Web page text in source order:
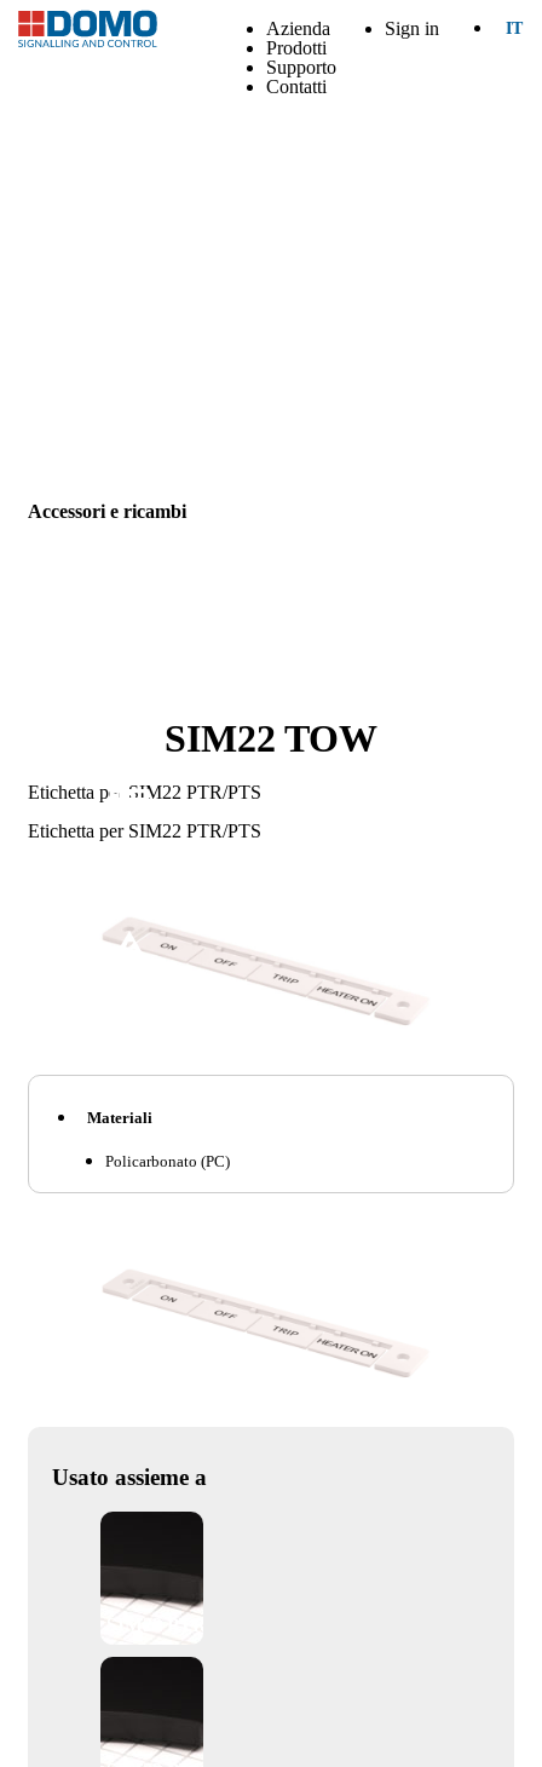
Azienda
Prodotti
Supporto
Contatti
Sign in IT
Accessori e ricambi
SIM22 TOW
Etichetta per SIM22 PTR/PTS
Etichetta per SIM22 PTR/PTS
Materiali
Policarbonato (PC)
Usato assieme a